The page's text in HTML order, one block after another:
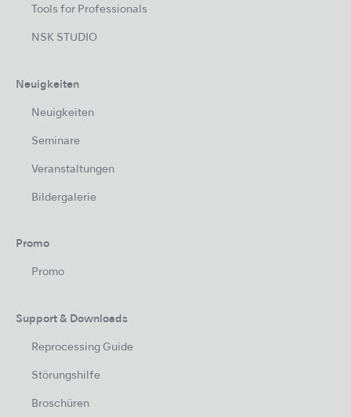
Tools for Professionals
NSK STUDIO
Neuigkeiten
Neuigkeiten
Seminare
Veranstaltungen
Bildergalerie
Promo
Promo
Support & Downloads
Reprocessing Guide
Störungshilfe
Broschüren